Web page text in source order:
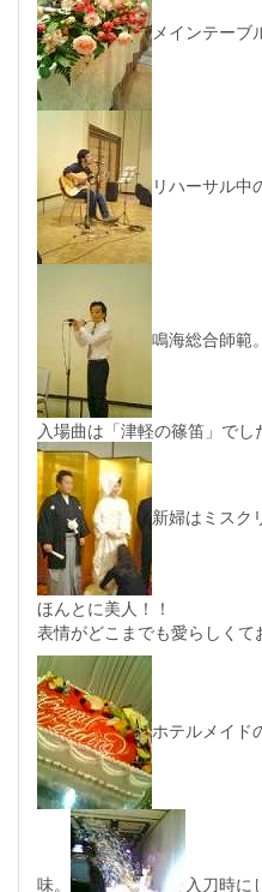
メインテーブ
リハーサル中
鳴海総合師範。
入場曲は「津軽の篠笛」でし
新婦はミスク
ほんとに美人！！
表情がどこまでも愛らしくて
ホテルメイド
味。 入刀時に